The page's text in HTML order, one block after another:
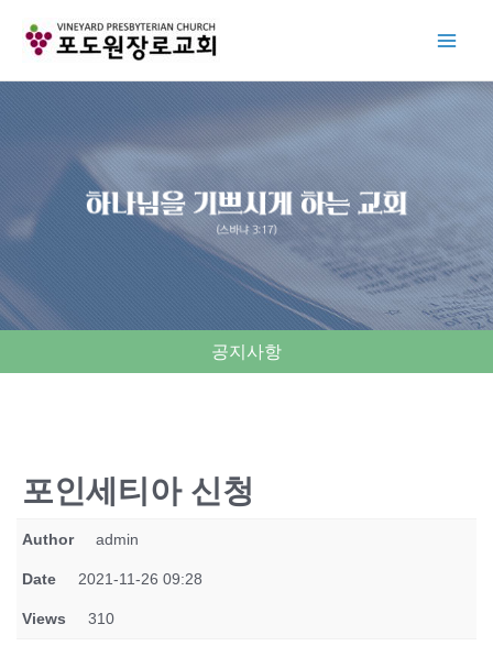
공지사항
포인세티아 신청
Author admin
Date 2021-11-26 09:28
Views 310